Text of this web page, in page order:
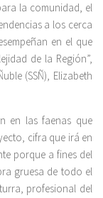
la comunidad, el
a los cerca
en el que
de la Región”,
(SSÑ), Elizabeth
en las faenas que
cifra que irá en
porque a fines del
gruesa de todo el
profesional del